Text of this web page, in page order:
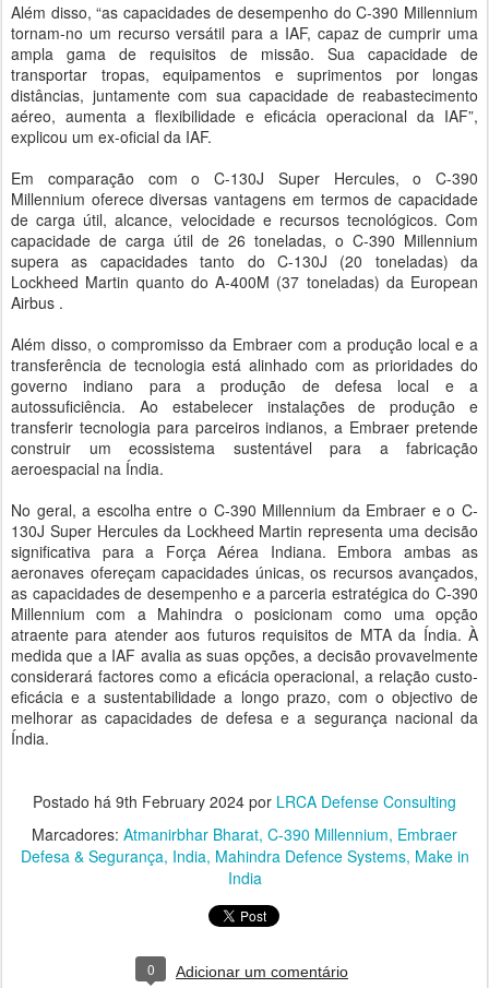
Além disso, “as capacidades de desempenho do C-390 Millennium
tornam-no um recurso versátil para a IAF, capaz de cumprir uma
ampla gama de requisitos de missão. Sua capacidade de
transportar tropas, equipamentos e suprimentos por longas
distâncias, juntamente com sua capacidade de reabastecimento
aéreo, aumenta a flexibilidade e eficácia operacional da IAF”,
explicou um ex-oficial da IAF.
Em comparação com o C-130J Super Hercules, o C-390
Millennium oferece diversas vantagens em termos de capacidade
de carga útil, alcance, velocidade e recursos tecnológicos. Com
capacidade de carga útil de 26 toneladas, o C-390 Millennium
supera as capacidades tanto do C-130J (20 toneladas) da
Lockheed Martin quanto do A-400M (37 toneladas) da European
Airbus .
Além disso, o compromisso da Embraer com a produção local e a
transferência de tecnologia está alinhado com as prioridades do
governo indiano para a produção de defesa local e a
autossuficiência. Ao estabelecer instalações de produção e
transferir tecnologia para parceiros indianos, a Embraer pretende
construir um ecossistema sustentável para a fabricação
aeroespacial na Índia.
No geral, a escolha entre o C-390 Millennium da Embraer e o C-
130J Super Hercules da Lockheed Martin representa uma decisão
significativa para a Força Aérea Indiana. Embora ambas as
aeronaves ofereçam capacidades únicas, os recursos avançados,
as capacidades de desempenho e a parceria estratégica do C-390
Millennium com a Mahindra o posicionam como uma opção
atraente para atender aos futuros requisitos de MTA da Índia. À
medida que a IAF avalia as suas opções, a decisão provavelmente
considerará factores como a eficácia operacional, a relação custo-
eficácia e a sustentabilidade a longo prazo, com o objectivo de
melhorar as capacidades de defesa e a segurança nacional da
Índia.
Postado há 9th February 2024 por LRCA Defense Consulting
Marcadores: Atmanirbhar Bharat C-390 Millennium Embraer
Defesa & Segurança India Mahindra Defence Systems Make in
India
0 Adicionar um comentário